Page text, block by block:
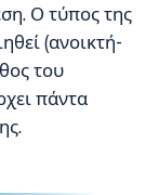
Ο τύπος της
(ανοικτή-
του
πάντα